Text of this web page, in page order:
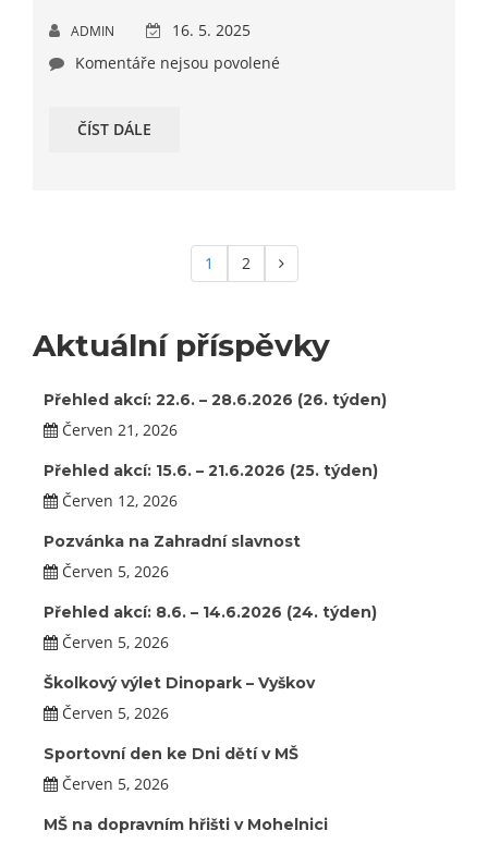
ADMIN
16. 5. 2025
Komentáře nejsou povolené
ČÍST DÁLE
1 2
Aktuální příspěvky
Přehled akcí: 22.6. – 28.6.2026 (26. týden)
Červen 21, 2026
Přehled akcí: 15.6. – 21.6.2026 (25. týden)
Červen 12, 2026
Pozvánka na Zahradní slavnost
Červen 5, 2026
Přehled akcí: 8.6. – 14.6.2026 (24. týden)
Červen 5, 2026
Školkový výlet Dinopark – Vyškov
Červen 5, 2026
Sportovní den ke Dni dětí v MŠ
Červen 5, 2026
MŠ na dopravním hřišti v Mohelnici